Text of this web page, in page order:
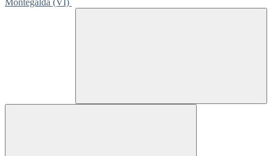
Montegalda (VI)